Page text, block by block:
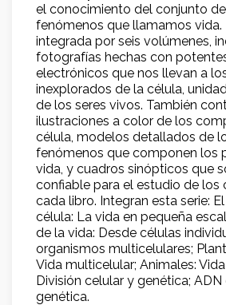
el conocimiento del conjunto
fenómenos que llamamos vida.
integrada por seis volúmenes,
fotografías hechas con
electrónicos que nos llevan a
inexplorados de la célula,
de los seres vivos. También
ilustraciones a color de los
célula, modelos detallados de
fenómenos que componen los
vida, y cuadros sinópticos que
confiable para el estudio de los
cada libro. Integran esta serie:
célula: La vida en pequeña
de la vida: Desde células
organismos multicelulares;
Vida multicelular; Animales:
División celular y genética; ADN
genética.